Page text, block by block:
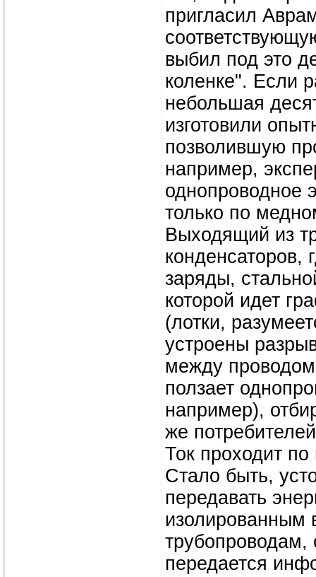
пригласил
выбил под это
коленке". Если
небольшая
изготовили
позволившую
например,
однопроводное
только по
Выходящий из
конденсаторов,
заряды,
которой идет
(лотки,
устроены
между
ползает
например),
же
Ток проходит
Стало быть,
передавать
изолированным
трубопроводам,
передается